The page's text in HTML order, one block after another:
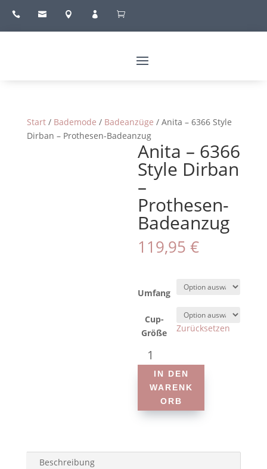
    
Start/ Bademode / Badeanzüge / Anita – 6366 Style
Dirban – Prothesen-Badeanzug
Anita – 6366
Style Dirban
–
Prothesen-
Badeanzug
119,95€
Umfang
Cup-
Größe
Zurücksetzen
Anita
-
6366
Style
Dirban
IN DEN
WARENK
ORB
Beschreibung